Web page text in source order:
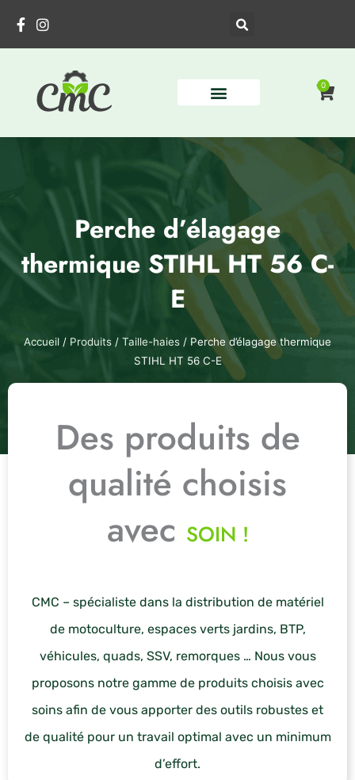
contenu
0
Perche d’élagage
thermique STIHL HT 56 C-
E
Accueil / Produits / Taille-haies / Perche d’élagage thermique
STIHL HT 56 C-E
Des produits de
qualité choisis
avec SOIN !
CMC – spécialiste dans la distribution de matériel
de motoculture, espaces verts jardins, BTP,
véhicules, quads, SSV, remorques … Nous vous
proposons notre gamme de produits choisis avec
soins afin de vous apporter des outils robustes et
de qualité pour un travail optimal avec un minimum
d’effort.